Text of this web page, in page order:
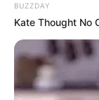
BUZZDAY
Kate Thought No